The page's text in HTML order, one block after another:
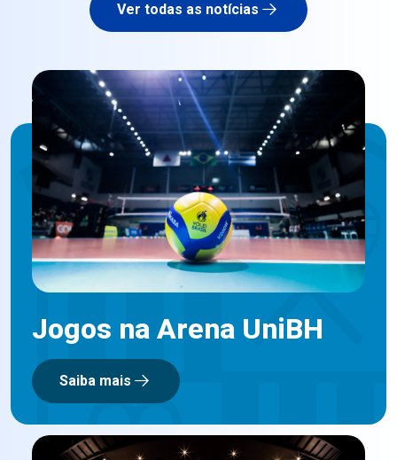
Ver todas as notícias
Jogos na Arena UniBH
Saiba mais